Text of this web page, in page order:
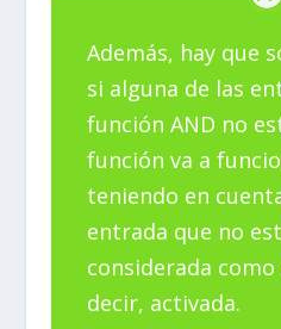
Además, hay que
si alguna de las
función AND no
función va a
teniendo en
entrada que no
considerada como
decir, activada.